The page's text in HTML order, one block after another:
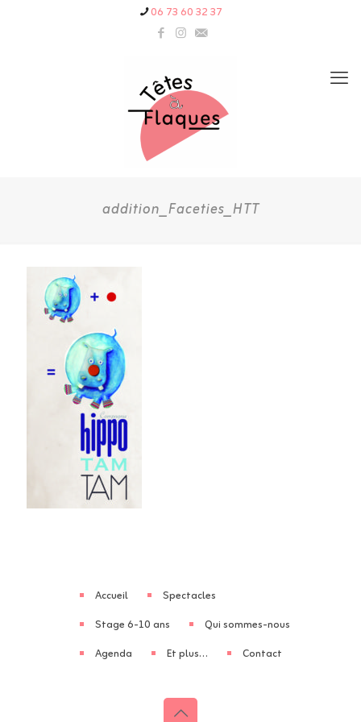
06 73 60 32 37
addition_Faceties_HTT
Accueil
Spectacles
Stage 6-10 ans
Qui sommes-nous
Agenda
Et plus… Contact